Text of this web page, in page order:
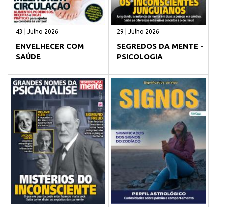
43 | Julho 2026
ENVELHECER COM
SAÚDE
29 | Julho 2026
SEGREDOS DA MENTE -
PSICOLOGIA